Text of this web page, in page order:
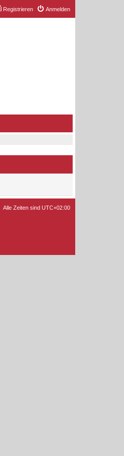
Anmelden
Registrieren
Alle Zeiten sind UTC+02:00